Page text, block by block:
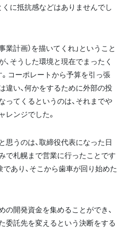
くに抵抗感などはありませんでし
業計画）を描いてくれ」ということ
そうした環境と現在でまったく
コーポレートから予算を引っ張
違い、何かをするために外部の投
ってくるというのは、それまでや
レンジでした。
思うのは、取締役代表になった日
で札幌まで営業に行ったことです
であり、そこから歯車が回り始めた
の開発資金を集めることができ、
委託先を変えるという決断をする